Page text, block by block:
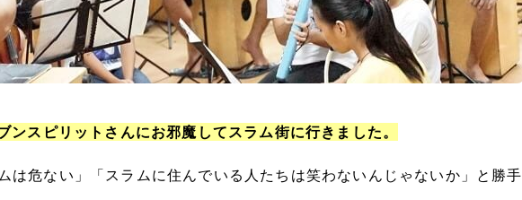
スピリットさんにお邪魔してスラム街に行きました。
は危ない」「スラムに住んでいる人たちは笑わないんじゃないか」と勝手